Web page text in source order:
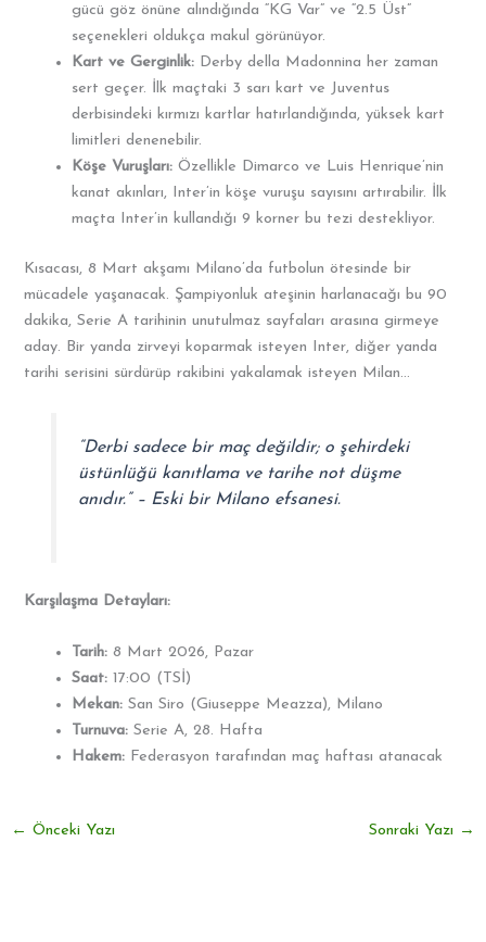
gücü göz önüne alındığında “KG Var” ve “2.5 Üst”
seçenekleri oldukça makul görünüyor.
Kart ve Gerginlik: Derby della Madonnina her zaman
sert geçer. İlk maçtaki 3 sarı kart ve Juventus
derbisindeki kırmızı kartlar hatırlandığında, yüksek kart
limitleri denenebilir.
Köşe Vuruşları: Özellikle Dimarco ve Luis Henrique’nin
kanat akınları, Inter’in köşe vuruşu sayısını artırabilir. İlk
maçta Inter’in kullandığı 9 korner bu tezi destekliyor.
Kısacası, 8 Mart akşamı Milano’da futbolun ötesinde bir
mücadele yaşanacak. Şampiyonluk ateşinin harlanacağı bu 90
dakika, Serie A tarihinin unutulmaz sayfaları arasına girmeye
aday. Bir yanda zirveyi koparmak isteyen Inter, diğer yanda
tarihi serisini sürdürüp rakibini yakalamak isteyen Milan…
“Derbi sadece bir maç değildir; o şehirdeki
üstünlüğü kanıtlama ve tarihe not düşme
anıdır.” – Eski bir Milano efsanesi.
Karşılaşma Detayları:
Tarih: 8 Mart 2026, Pazar
Saat: 17:00 (TSİ)
Mekan: San Siro (Giuseppe Meazza), Milano
Turnuva: Serie A, 28. Hafta
Hakem: Federasyon tarafından maç haftası atanacak
← Önceki Yazı Sonraki Yazı →